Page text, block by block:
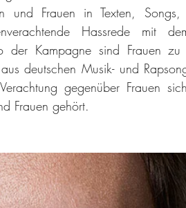
Frauen in Texten, Songs,
der Kampagne sind Frauen
deutschen Musik- und
gegenüber Frauen
Frauen gehört.